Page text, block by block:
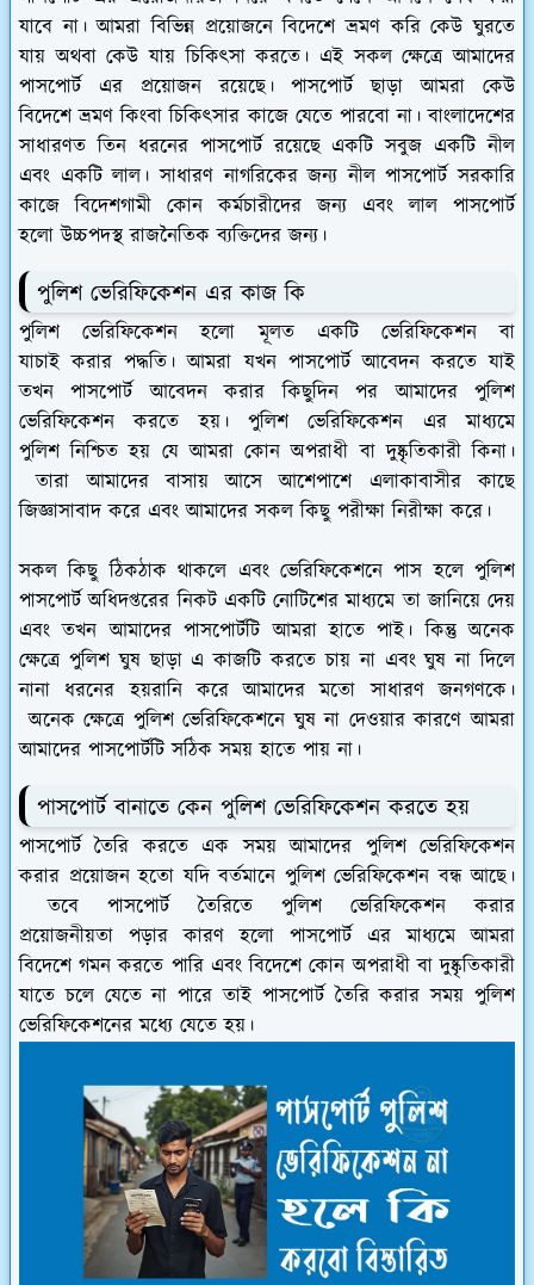
যাবে না। আমরা বিভিন্ন প্রয়োজনে বিদেশে ভ্রমণ করি কেউ ঘুরতে
যায় অথবা কেউ যায় চিকিৎসা করতে। এই সকল ক্ষেত্রে আমাদের
পাসপোর্ট এর প্রয়োজন রয়েছে। পাসপোর্ট ছাড়া আমরা কেউ
বিদেশে ভ্রমণ কিংবা চিকিৎসার কাজে যেতে পারবো না। বাংলাদেশের
সাধারণত তিন ধরনের পাসপোর্ট রয়েছে একটি সবুজ একটি নীল
এবং একটি লাল। সাধারণ নাগরিকের জন্য নীল পাসপোর্ট সরকারি
কাজে বিদেশগামী কোন কর্মচারীদের জন্য এবং লাল পাসপোর্ট
হলো উচ্চপদস্থ রাজনৈতিক ব্যক্তিদের জন্য।
পুলিশ ভেরিফিকেশন এর কাজ কি
পুলিশ ভেরিফিকেশন হলো মূলত একটি ভেরিফিকেশন বা
যাচাই করার পদ্ধতি। আমরা যখন পাসপোর্ট আবেদন করতে যাই
তখন পাসপোর্ট আবেদন করার কিছুদিন পর আমাদের পুলিশ
ভেরিফিকেশন করতে হয়। পুলিশ ভেরিফিকেশন এর মাধ্যমে
পুলিশ নিশ্চিত হয় যে আমরা কোন অপরাধী বা দুষ্কৃতিকারী কিনা।
তারা আমাদের বাসায় আসে আশেপাশে এলাকাবাসীর কাছে
জিজ্ঞাসাবাদ করে এবং আমাদের সকল কিছু পরীক্ষা নিরীক্ষা করে।
সকল কিছু ঠিকঠাক থাকলে এবং ভেরিফিকেশনে পাস হলে পুলিশ
পাসপোর্ট অধিদপ্তরের নিকট একটি নোটিশের মাধ্যমে তা জানিয়ে দেয়
এবং তখন আমাদের পাসপোর্টটি আমরা হাতে পাই। কিন্তু অনেক
ক্ষেত্রে পুলিশ ঘুষ ছাড়া এ কাজটি করতে চায় না এবং ঘুষ না দিলে
নানা ধরনের হয়রানি করে আমাদের মতো সাধারণ জনগণকে।
অনেক ক্ষেত্রে পুলিশ ভেরিফিকেশনে ঘুষ না দেওয়ার কারণে আমরা
আমাদের পাসপোর্টটি সঠিক সময় হাতে পায় না।
পাসপোর্ট বানাতে কেন পুলিশ ভেরিফিকেশন করতে হয়
পাসপোর্ট তৈরি করতে এক সময় আমাদের পুলিশ ভেরিফিকেশন
করার প্রয়োজন হতো যদি বর্তমানে পুলিশ ভেরিফিকেশন বন্ধ আছে।
তবে পাসপোর্ট তৈরিতে পুলিশ ভেরিফিকেশন করার
প্রয়োজনীয়তা পড়ার কারণ হলো পাসপোর্ট এর মাধ্যমে আমরা
বিদেশে গমন করতে পারি এবং বিদেশে কোন অপরাধী বা দুষ্কৃতিকারী
যাতে চলে যেতে না পারে তাই পাসপোর্ট তৈরি করার সময় পুলিশ
ভেরিফিকেশনের মধ্যে যেতে হয়।